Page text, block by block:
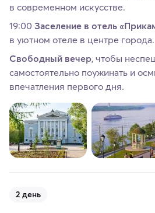
в современном искусстве.
19:00 Заселение в отель
в уютном отеле в центре города.
Свободный вечер, чтобы
самостоятельно поужинать и
впечатления первого дня.
2 день